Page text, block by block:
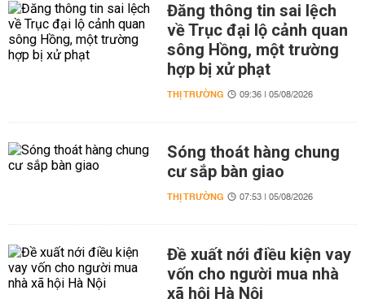
Đăng thông tin sai lệch
về Trục đại lộ cảnh quan
sông Hồng, một trường
hợp bị xử phạt
THỊ TRƯỜNG 09:36 | 05/08/2026
Sóng thoát hàng chung
cư sắp bàn giao
THỊ TRƯỜNG 07:53 | 05/08/2026
Đề xuất nới điều kiện vay
vốn cho người mua nhà
xã hội Hà Nội